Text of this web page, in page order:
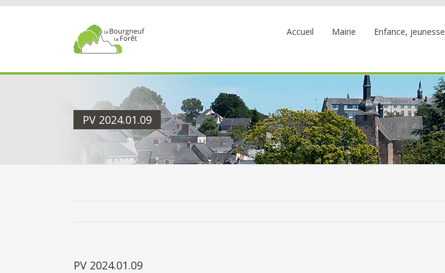
Passer
Accueil Mairie Enfance, jeunesse
PV 2024.01.09
PV 2024.01.09